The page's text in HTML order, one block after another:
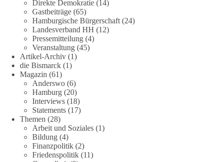
Direkte Demokratie (14)
Gastbeiträge (65)
Hamburgische Bürgerschaft (24)
Landesverband HH (12)
Pressemitteilung (4)
Veranstaltung (45)
Artikel-Archiv (1)
die Bismarck (1)
Magazin (61)
Anderswo (6)
Hamburg (20)
Interviews (18)
Statements (17)
Themen (28)
Arbeit und Soziales (1)
Bildung (4)
Finanzpolitik (2)
Friedenspolitik (11)